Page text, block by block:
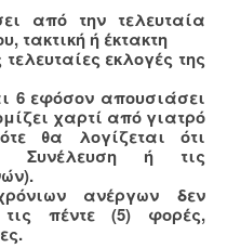
από την τελευταία
τακτική ή έκτακτη
εκλογές της
6 εφόσον απουσιάσει
χαρτί από γιατρό
θα λογίζεται ότι
Συνέλευση ή τις
ανέργων δεν
πέντε (5) φορές,